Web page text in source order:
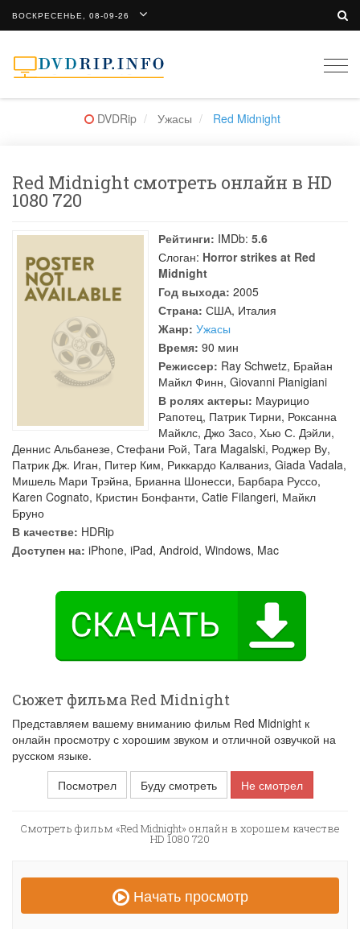
ВОСКРЕСЕНЬЕ, 08-09-26
DVDRip Ужасы Red Midnight
Red Midnight смотреть онлайн в HD
1080 720
Рейтинги: IMDb: 5.6
Слоган: Horror strikes at Red
Midnight
Год выхода: 2005
Страна: США, Италия
Жанр: Ужасы
Время: 90 мин
Режиссер: Ray Schwetz, Брайан
Майкл Финн, Giovanni Pianigiani
В ролях актеры: Маурицио
Рапотец, Патрик Тирни, Роксанна
Майклс, Джо Засо, Хью С. Дэйли,
Деннис Альбанезе, Стефани Рой, Tara Magalski, Роджер Ву,
Патрик Дж. Иган, Питер Ким, Риккардо Калваниз, Giada Vadala,
Мишель Мари Трэйна, Брианна Шонесси, Барбара Руссо,
Karen Cognato, Кристин Бонфанти, Catie Filangeri, Майкл
Бруно
В качестве: HDRip
Доступен на: iPhone, iPad, Android, Windows, Mac
Сюжет фильма Red Midnight
Представляем вашему вниманию фильм Red Midnight к
онлайн просмотру с хорошим звуком и отличной озвучкой на
русском языке.
Посмотрел
Буду смотреть Не смотрел
Смотреть фильм «Red Midnight» онлайн в хорошем качестве
HD 1080 720
Начать просмотр